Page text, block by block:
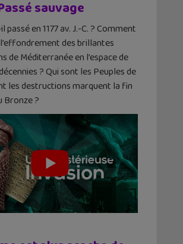
sauvage
passé en 1177 av. J.-C. ? Comment
des brillantes
de Méditerranée en l’espace de
? Qui sont les Peuples de
les destructions marquent la fin
Bronze ?